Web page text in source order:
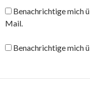
Benachrichtige mich
Mail.
Benachrichtige mich